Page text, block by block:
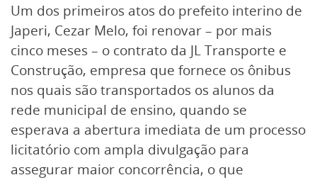
Um dos primeiros atos do prefeito interino de
Japeri, Cezar Melo, foi renovar – por mais
cinco meses – o contrato da JL Transporte e
Construção, empresa que fornece os ônibus
nos quais são transportados os alunos da
rede municipal de ensino, quando se
esperava a abertura imediata de um processo
licitatório com ampla divulgação para
assegurar maior concorrência, o que